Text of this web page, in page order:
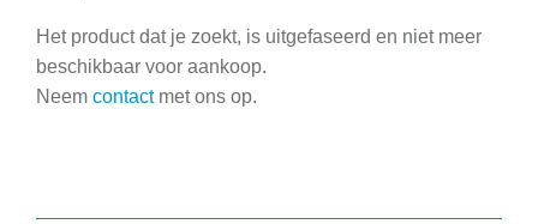
Het product dat je zoekt, is uitgefaseerd en niet meer
beschikbaar voor aankoop.
Neem contactmet ons op.